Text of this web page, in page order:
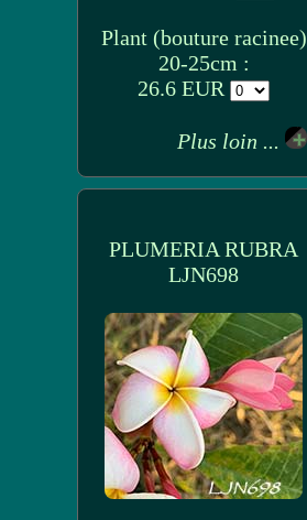
Plant (bouture racinee)
20-25cm :
26.6 EUR
Plus loin ...
PLUMERIA RUBRA
LJN698